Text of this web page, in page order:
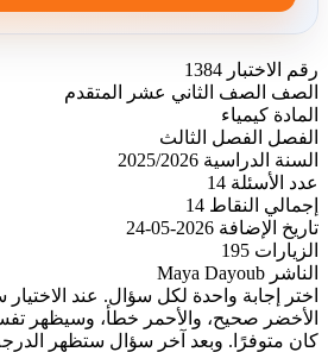
رقم الاختبار 1384
الصف
الصف الثاني عشر المتقدم
المادة كيمياء
الفصل
الفصل الثالث
السنة الدراسية 2025/2026
عدد الأسئلة 14
إجمالي النقاط 14
تاريخ الإضافة 2026-05-24
الزيارات 195
الناشر Maya Dayoub
اختر إجابة واحدة لكل سؤال. عند الاختيار
الأخضر صحيح، والأحمر خطأ، وسيظهر
كان متوفرًا. وبعد آخر سؤال ستظهر الدرجة